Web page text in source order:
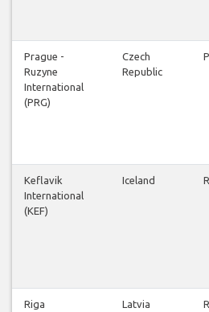
Prague -
Ruzyne
International
(PRG)
Czech
Republic
Keflavik
International
(KEF)
Iceland
Riga
Latvia